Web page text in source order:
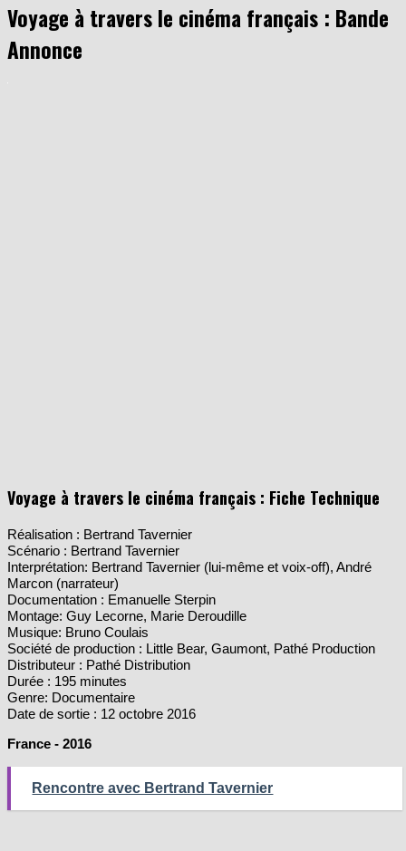
Voyage à travers le cinéma français : Bande
Annonce
Voyage à travers le cinéma français : Fiche Technique
Réalisation : Bertrand Tavernier
Scénario : Bertrand Tavernier
Interprétation: Bertrand Tavernier (lui-même et voix-off), André
Marcon (narrateur)
Documentation : Emanuelle Sterpin
Montage: Guy Lecorne, Marie Deroudille
Musique: Bruno Coulais
Société de production : Little Bear, Gaumont, Pathé Production
Distributeur : Pathé Distribution
Durée : 195 minutes
Genre: Documentaire
Date de sortie : 12 octobre 2016
France - 2016
Rencontre avec Bertrand Tavernier